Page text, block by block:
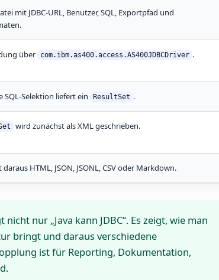
mit JDBC-URL, Benutzer, SQL, Exportpfad und
über com.ibm.as400.access.AS400JDBCDriver .
SQL-Selektion liefert ein ResultSet .
wird zunächst als XML geschrieben.
daraus HTML, JSON, JSONL, CSV oder Markdown.
nicht nur „Java kann JDBC“. Es zeigt, wie man
bringt und daraus verschiedene
ist für Reporting, Dokumentation,